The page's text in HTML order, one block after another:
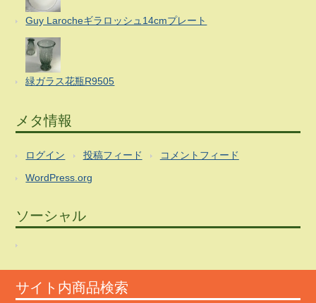
Guy Larocheギラロッシュ14cmプレート
緑ガラス花瓶R9505
メタ情報
ログイン 投稿フィード コメントフィード
WordPress.org
ソーシャル
サイト内商品検索